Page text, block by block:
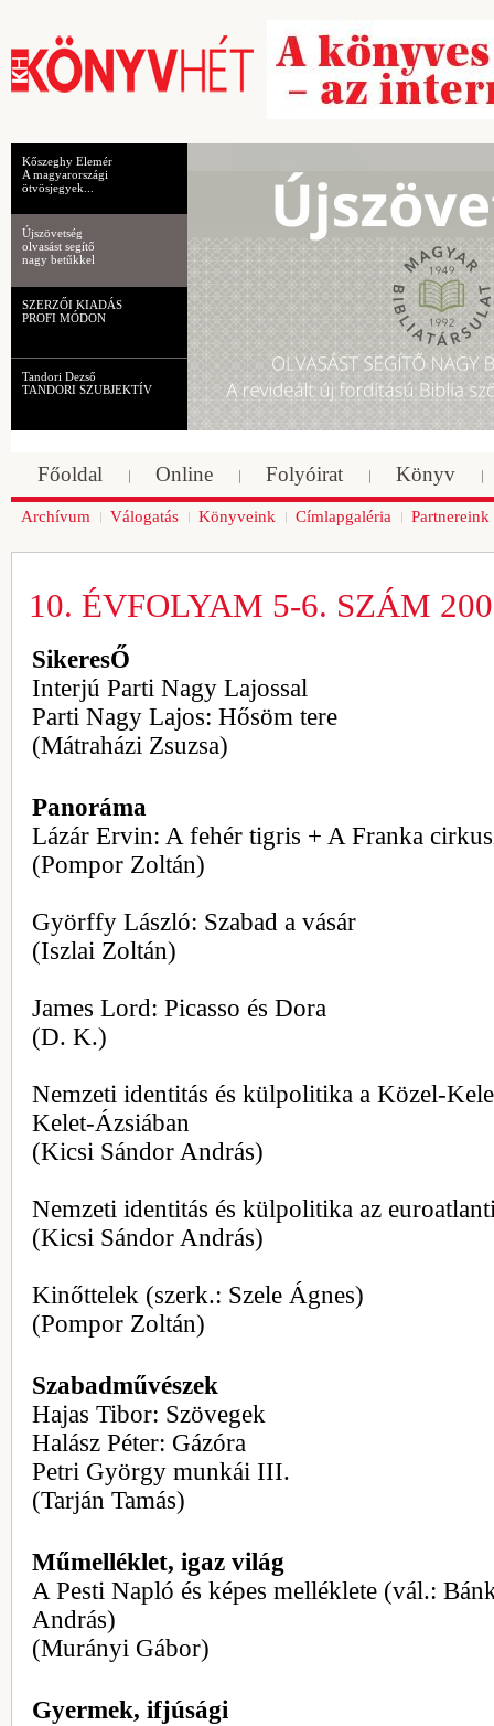
Kőszeghy Elemér
A magyarországi
ötvösjegyek...
Újszövetség
olvasást segítő
nagy betűkkel
SZERZŐI KIADÁS
PROFI MÓDON
Tandori Dezső
TANDORI SZUBJEKTÍV
Főoldal Online Folyóirat Könyv
Archívum Válogatás Könyveink Címlapgaléria Partnereink
10. ÉVFOLYAM 5-6. SZÁM
SikeresŐ
Interjú Parti Nagy Lajossal
Parti Nagy Lajos: Hősöm tere
(Mátraházi Zsuzsa)
Panoráma
Lázár Ervin: A fehér tigris + A Franka
(Pompor Zoltán)
Györffy László: Szabad a vásár
(Iszlai Zoltán)
James Lord: Picasso és Dora
(D. K.)
Nemzeti identitás és külpolitika a Közel-
Kelet-Ázsiában
(Kicsi Sándor András)
Nemzeti identitás és külpolitika az
(Kicsi Sándor András)
Kinőttelek (szerk.: Szele Ágnes)
(Pompor Zoltán)
Szabadművészek
Hajas Tibor: Szövegek
Halász Péter: Gázóra
Petri György munkái III.
(Tarján Tamás)
Műmelléklet, igaz világ
A Pesti Napló és képes melléklete (vál.:
András)
(Murányi Gábor)
Gyermek, ifjúsági